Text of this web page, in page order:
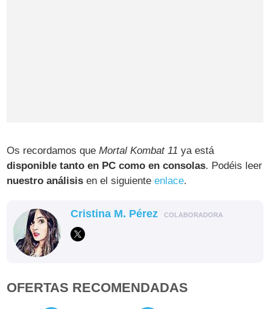
Os recordamos queMortal Kombat 11 ya está
disponible tanto en PC como en consolas. Podéis leer
nuestro análisis en el siguienteenlace.
Cristina M. Pérez COLABORADORA
OFERTAS RECOMENDADAS